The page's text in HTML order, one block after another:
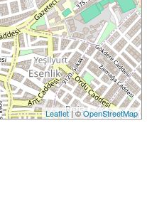
Leaflet| ©OpenStreetMap